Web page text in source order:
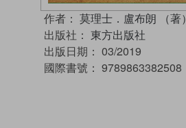
作者： 莫理士．盧布朗 （著）
出版社： 東方出版社
出版日期： 03/2019
國際書號： 9789863382508